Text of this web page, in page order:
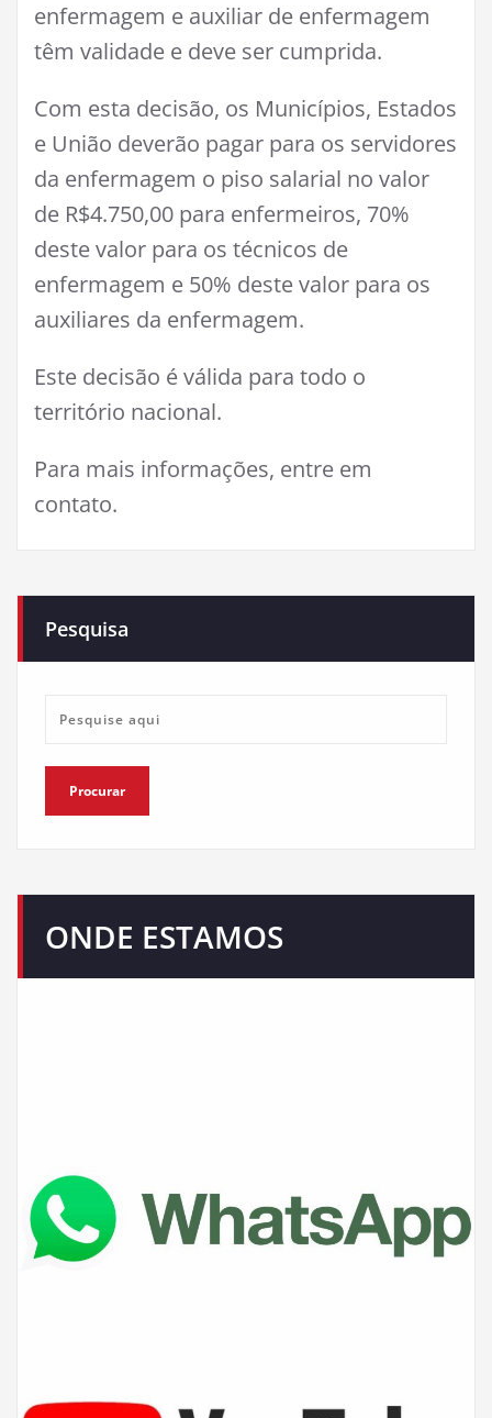
enfermagem e auxiliar de enfermagem
têm validade e deve ser cumprida.
Com esta decisão, os Municípios, Estados
e União deverão pagar para os servidores
da enfermagem o piso salarial no valor
de R$4.750,00 para enfermeiros, 70%
deste valor para os técnicos de
enfermagem e 50% deste valor para os
auxiliares da enfermagem.
Este decisão é válida para todo o
território nacional.
Para mais informações, entre em
contato.
Pesquisa
ONDE ESTAMOS